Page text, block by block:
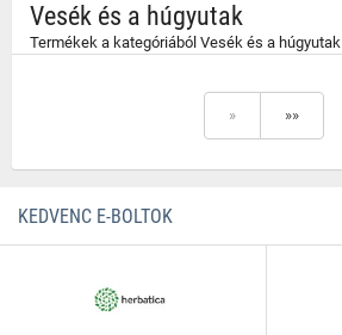
Vesék és a húgyutak
Termékek a kategóriából Vesék és a húgyutak
» »»
KEDVENC E-BOLTOK